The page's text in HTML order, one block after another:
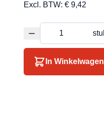
Excl. BTW: € 9,42
In Winkelwagen